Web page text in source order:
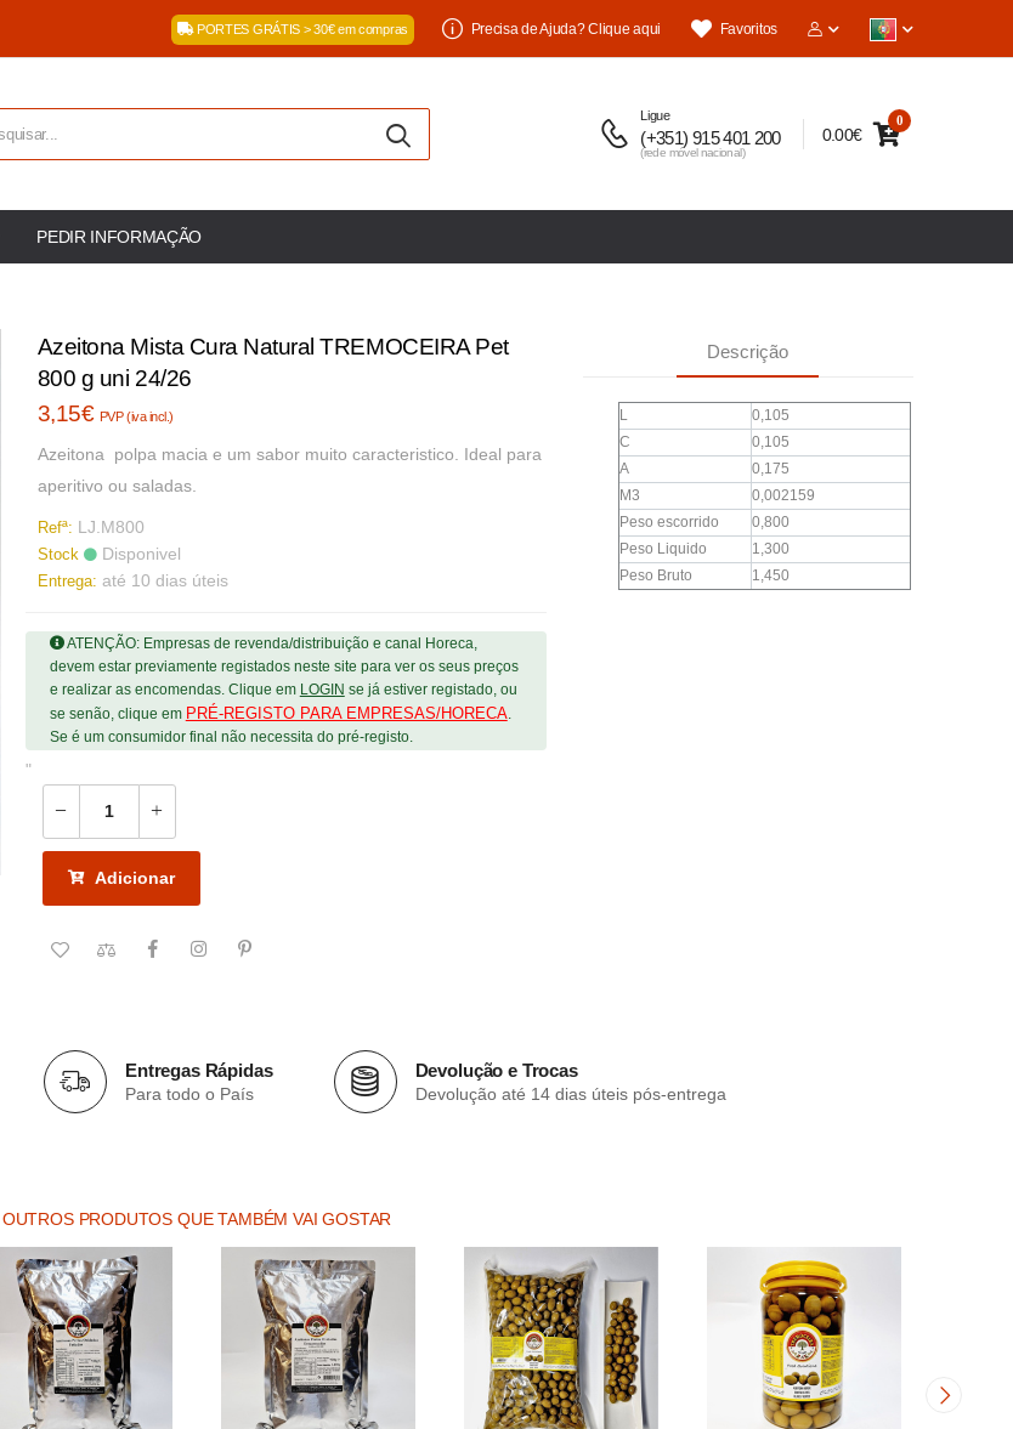
PORTES GRÁTIS > 30€ em compras Precisa de Ajuda? Clique aqui Favoritos
Ligue
(+351) 915 401 200
(rede móvel nacional)
0.00€
0
PEDIR INFORMAÇÃO
Descrição
L
0,105
C
0,105
A
0,175
M3
0,002159
Peso escorrido
0,800
Peso Liquido
1,300
Peso Bruto
1,450
Azeitona Mista Cura Natural TREMOCEIRA Pet
800 g uni 24/26
3,15€ PVP (iva incl.)
Azeitona polpa macia e um sabor muito caracteristico. Ideal para
aperitivo ou saladas.
Refª: LJ.M800
Stock Disponivel
Entrega: até 10 dias úteis
ATENÇÃO: Empresas de revenda/distribuição e canal Horeca,
devem estar previamente registados neste site para ver os seus preços
e realizar as encomendas. Clique em LOGIN se já estiver registado, ou
se senão, clique em PRÉ-REGISTO PARA EMPRESAS/HORECA.
Se é um consumidor final não necessita do pré-registo.
"
Adicionar
Entregas Rápidas
Para todo o País
Devolução e Trocas
Devolução até 14 dias úteis pós-entrega
OUTROS PRODUTOS QUE TAMBÉM VAI GOSTAR